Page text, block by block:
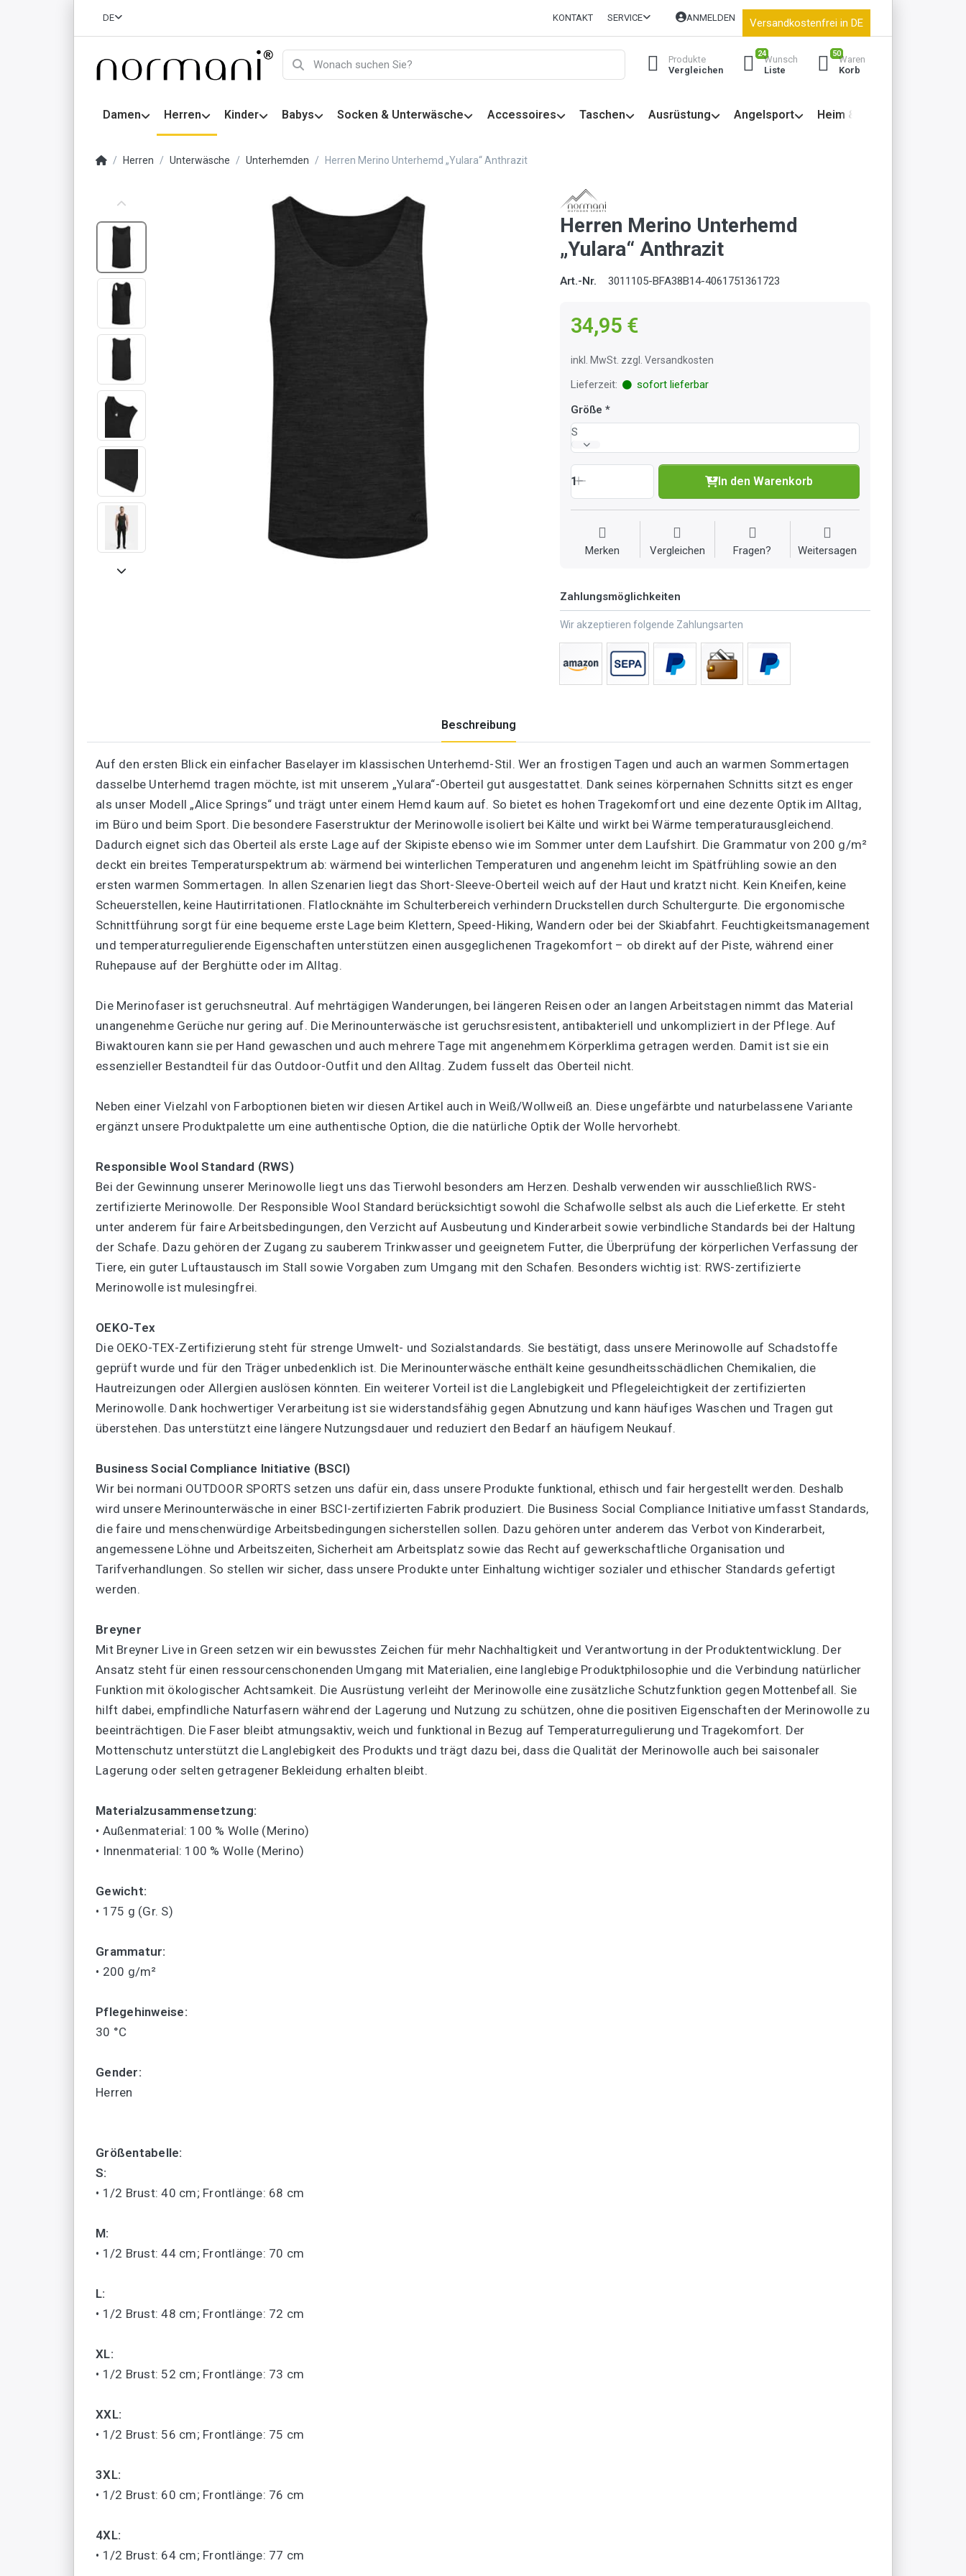
DE KONTAKT SERVICE ANMELDEN Versandkostenfrei in DE
Produkte
Vergleichen
24
Wunsch
Liste
50
Waren
Korb
Damen Herren Kinder Babys Socken & Unterwäsche Accessoires Taschen Ausrüstung Angelsport Heim & Garten
Herren Unterwäsche Unterhemden Herren Merino Unterhemd „Yulara“ Anthrazit
Herren Merino Unterhemd
„Yulara“ Anthrazit
Art.-Nr. 3011105-BFA38B14-4061751361723
34,95 €
inkl. MwSt. zzgl. Versandkosten
Lieferzeit:
sofort lieferbar
Größe
S
1 In den Warenkorb
Merken Vergleichen Fragen? Weitersagen
Zahlungsmöglichkeiten
Wir akzeptieren folgende Zahlungsarten
Beschreibung
Auf den ersten Blick ein einfacher Baselayer im klassischen Unterhemd-Stil. Wer an frostigen Tagen und auch an warmen Sommertagen
dasselbe Unterhemd tragen möchte, ist mit unserem „Yulara“-Oberteil gut ausgestattet. Dank seines körpernahen Schnitts sitzt es enger
als unser Modell „Alice Springs“ und trägt unter einem Hemd kaum auf. So bietet es hohen Tragekomfort und eine dezente Optik im Alltag,
im Büro und beim Sport. Die besondere Faserstruktur der Merinowolle isoliert bei Kälte und wirkt bei Wärme temperaturausgleichend.
Dadurch eignet sich das Oberteil als erste Lage auf der Skipiste ebenso wie im Sommer unter dem Laufshirt. Die Grammatur von 200 g/m²
deckt ein breites Temperaturspektrum ab: wärmend bei winterlichen Temperaturen und angenehm leicht im Spätfrühling sowie an den
ersten warmen Sommertagen. In allen Szenarien liegt das Short-Sleeve-Oberteil weich auf der Haut und kratzt nicht. Kein Kneifen, keine
Scheuerstellen, keine Hautirritationen. Flatlocknähte im Schulterbereich verhindern Druckstellen durch Schultergurte. Die ergonomische
Schnittführung sorgt für eine bequeme erste Lage beim Klettern, Speed-Hiking, Wandern oder bei der Skiabfahrt. Feuchtigkeitsmanagement
und temperaturregulierende Eigenschaften unterstützen einen ausgeglichenen Tragekomfort – ob direkt auf der Piste, während einer
Ruhepause auf der Berghütte oder im Alltag.
Die Merinofaser ist geruchsneutral. Auf mehrtägigen Wanderungen, bei längeren Reisen oder an langen Arbeitstagen nimmt das Material
unangenehme Gerüche nur gering auf. Die Merinounterwäsche ist geruchsresistent, antibakteriell und unkompliziert in der Pflege. Auf
Biwaktouren kann sie per Hand gewaschen und auch mehrere Tage mit angenehmem Körperklima getragen werden. Damit ist sie ein
essenzieller Bestandteil für das Outdoor-Outfit und den Alltag. Zudem fusselt das Oberteil nicht.
Neben einer Vielzahl von Farboptionen bieten wir diesen Artikel auch in Weiß/Wollweiß an. Diese ungefärbte und naturbelassene Variante
ergänzt unsere Produktpalette um eine authentische Option, die die natürliche Optik der Wolle hervorhebt.
Responsible Wool Standard (RWS)
Bei der Gewinnung unserer Merinowolle liegt uns das Tierwohl besonders am Herzen. Deshalb verwenden wir ausschließlich RWS-
zertifizierte Merinowolle. Der Responsible Wool Standard berücksichtigt sowohl die Schafwolle selbst als auch die Lieferkette. Er steht
unter anderem für faire Arbeitsbedingungen, den Verzicht auf Ausbeutung und Kinderarbeit sowie verbindliche Standards bei der Haltung
der Schafe. Dazu gehören der Zugang zu sauberem Trinkwasser und geeignetem Futter, die Überprüfung der körperlichen Verfassung der
Tiere, ein guter Luftaustausch im Stall sowie Vorgaben zum Umgang mit den Schafen. Besonders wichtig ist: RWS-zertifizierte
Merinowolle ist mulesingfrei.
OEKO-Tex
Die OEKO-TEX-Zertifizierung steht für strenge Umwelt- und Sozialstandards. Sie bestätigt, dass unsere Merinowolle auf Schadstoffe
geprüft wurde und für den Träger unbedenklich ist. Die Merinounterwäsche enthält keine gesundheitsschädlichen Chemikalien, die
Hautreizungen oder Allergien auslösen könnten. Ein weiterer Vorteil ist die Langlebigkeit und Pflegeleichtigkeit der zertifizierten
Merinowolle. Dank hochwertiger Verarbeitung ist sie widerstandsfähig gegen Abnutzung und kann häufiges Waschen und Tragen gut
überstehen. Das unterstützt eine längere Nutzungsdauer und reduziert den Bedarf an häufigem Neukauf.
Business Social Compliance Initiative (BSCI)
Wir bei normani OUTDOOR SPORTS setzen uns dafür ein, dass unsere Produkte funktional, ethisch und fair hergestellt werden. Deshalb
wird unsere Merinounterwäsche in einer BSCI-zertifizierten Fabrik produziert. Die Business Social Compliance Initiative umfasst Standards,
die faire und menschenwürdige Arbeitsbedingungen sicherstellen sollen. Dazu gehören unter anderem das Verbot von Kinderarbeit,
angemessene Löhne und Arbeitszeiten, Sicherheit am Arbeitsplatz sowie das Recht auf gewerkschaftliche Organisation und
Tarifverhandlungen. So stellen wir sicher, dass unsere Produkte unter Einhaltung wichtiger sozialer und ethischer Standards gefertigt
werden.
Breyner
Mit Breyner Live in Green setzen wir ein bewusstes Zeichen für mehr Nachhaltigkeit und Verantwortung in der Produktentwicklung. Der
Ansatz steht für einen ressourcenschonenden Umgang mit Materialien, eine langlebige Produktphilosophie und die Verbindung natürlicher
Funktion mit ökologischer Achtsamkeit. Die Ausrüstung verleiht der Merinowolle eine zusätzliche Schutzfunktion gegen Mottenbefall. Sie
hilft dabei, empfindliche Naturfasern während der Lagerung und Nutzung zu schützen, ohne die positiven Eigenschaften der Merinowolle zu
beeinträchtigen. Die Faser bleibt atmungsaktiv, weich und funktional in Bezug auf Temperaturregulierung und Tragekomfort. Der
Mottenschutz unterstützt die Langlebigkeit des Produkts und trägt dazu bei, dass die Qualität der Merinowolle auch bei saisonaler
Lagerung oder selten getragener Bekleidung erhalten bleibt.
Materialzusammensetzung:
• Außenmaterial: 100 % Wolle (Merino)
• Innenmaterial: 100 % Wolle (Merino)
Gewicht:
• 175 g (Gr. S)
Grammatur:
• 200 g/m²
Pflegehinweise:
30 °C
Gender:
Herren
Größentabelle:
S:
• 1/2 Brust: 40 cm; Frontlänge: 68 cm
M:
• 1/2 Brust: 44 cm; Frontlänge: 70 cm
L:
• 1/2 Brust: 48 cm; Frontlänge: 72 cm
XL:
• 1/2 Brust: 52 cm; Frontlänge: 73 cm
XXL:
• 1/2 Brust: 56 cm; Frontlänge: 75 cm
3XL:
• 1/2 Brust: 60 cm; Frontlänge: 76 cm
4XL:
• 1/2 Brust: 64 cm; Frontlänge: 77 cm